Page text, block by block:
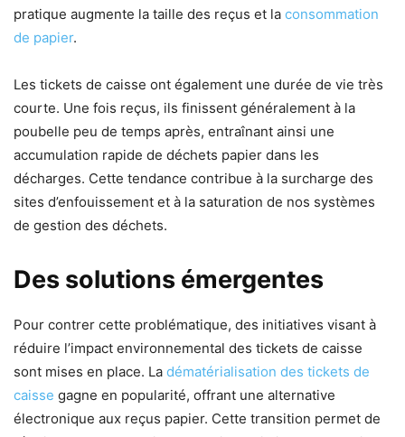
pratique augmente la taille des reçus et la consommation
de papier.
Les tickets de caisse ont également une durée de vie très
courte. Une fois reçus, ils finissent généralement à la
poubelle peu de temps après, entraînant ainsi une
accumulation rapide de déchets papier dans les
décharges. Cette tendance contribue à la surcharge des
sites d’enfouissement et à la saturation de nos systèmes
de gestion des déchets.
Des solutions émergentes
Pour contrer cette problématique, des initiatives visant à
réduire l’impact environnemental des tickets de caisse
sont mises en place. La dématérialisation des tickets de
caisse gagne en popularité, offrant une alternative
électronique aux reçus papier. Cette transition permet de